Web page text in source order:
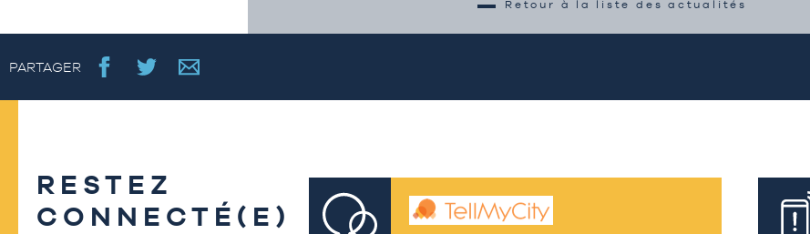
Retour à la liste des actualités
PARTAGER
RESTEZ
CONNECTÉ(E)